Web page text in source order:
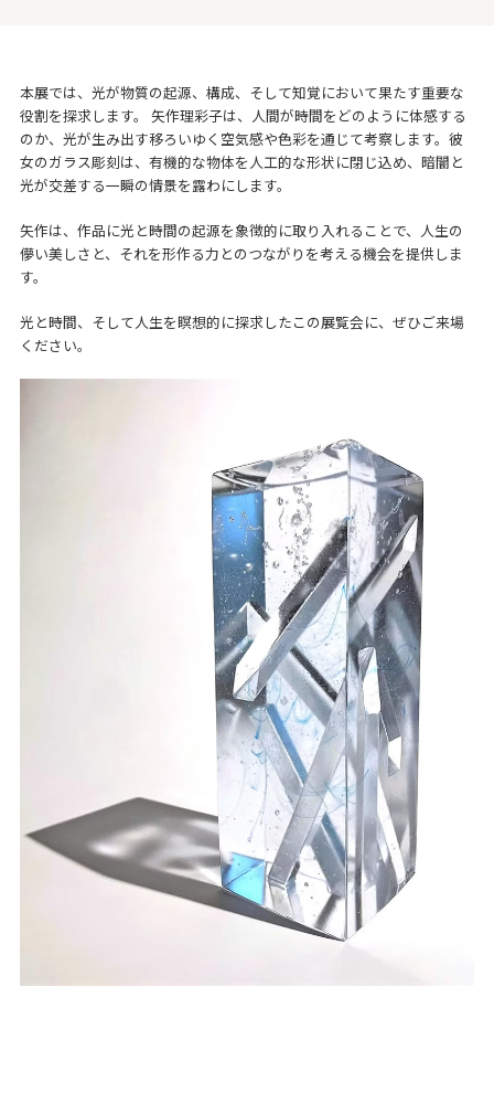
本展では、光が物質の起源、構成、そして知覚において果たす重要な
役割を探求します。 矢作理彩子は、人間が時間をどのように体感する
のか、光が生み出す移ろいゆく空気感や色彩を通じて考察します。彼
女のガラス彫刻は、有機的な物体を人工的な形状に閉じ込め、暗闇と
光が交差する一瞬の情景を露わにします。
矢作は、作品に光と時間の起源を象徴的に取り入れることで、人生の
儚い美しさと、それを形作る力とのつながりを考える機会を提供しま
す。
光と時間、そして人生を瞑想的に探求したこの展覧会に、ぜひご来場
ください。